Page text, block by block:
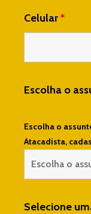
Celular*
Escolha o
Escolha o
Atacadista,
Selecione